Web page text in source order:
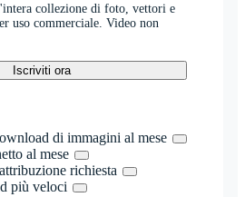
collezione di foto, vettori e
uso commerciale. Video non
Iscriviti ora
di immagini al mese
al mese
richiesta
più veloci